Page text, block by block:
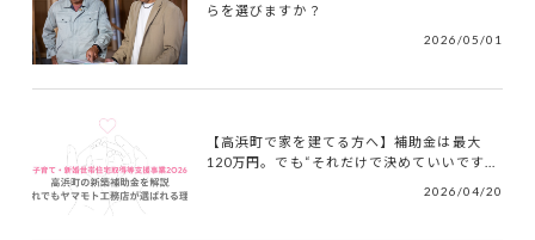
らを選びますか？
2026/05/01
【高浜町で家を建てる方へ】補助金は最大
120万円。でも“それだけで決めていいです...
2026/04/20